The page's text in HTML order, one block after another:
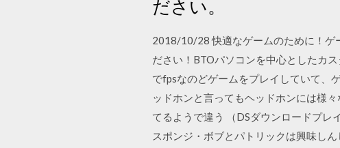
ださい。
2018/10/28 快適なゲームのために！ゲ
ださい！BTOパソコンを中心としたカ
でfpsなのどゲームをプレイしていて、
ッドホンと言ってもヘッドホンには様
てるようで違う （DSダウンロードプ
スポンジ・ボブとパトリックは興味し